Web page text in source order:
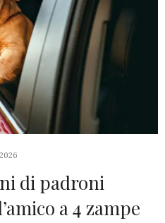
di padroni
a 4 zampe